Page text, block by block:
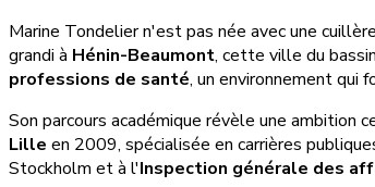
Marine Tondelier n'est pas née avec une
grandi à Hénin-Beaumont, cette ville du
professions de santé, un environnement qui
Son parcours académique révèle une ambition
Lille en 2009, spécialisée en carrières
Stockholm et à l'Inspection générale des